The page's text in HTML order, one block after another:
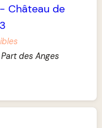
- Château de
des Anges